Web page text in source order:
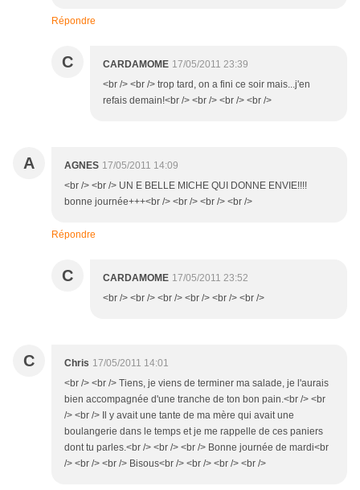
Répondre
C CARDAMOME 17/05/2011 23:39
<br /> <br /> trop tard, on a fini ce soir mais...j'en
refais demain!<br /> <br /> <br /> <br />
A AGNES 17/05/2011 14:09
<br /> <br /> UN E BELLE MICHE QUI DONNE ENVIE!!!!
bonne journée+++<br /> <br /> <br /> <br />
Répondre
C CARDAMOME 17/05/2011 23:52
<br /> <br /> <br /> <br /> <br /> <br />
C Chris 17/05/2011 14:01
<br /> <br /> Tiens, je viens de terminer ma salade, je l'aurais
bien accompagnée d'une tranche de ton bon pain.<br /> <br
/> <br /> Il y avait une tante de ma mère qui avait une
boulangerie dans le temps et je me rappelle de ces paniers
dont tu parles.<br /> <br /> <br /> Bonne journée de mardi<br
/> <br /> <br /> Bisous<br /> <br /> <br /> <br />